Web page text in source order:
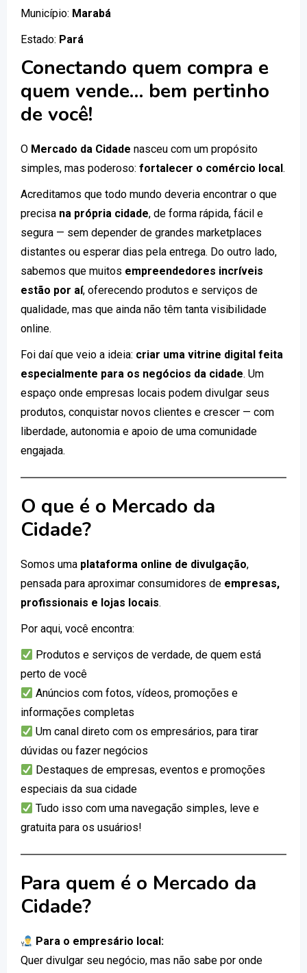
Município: Marabá
Estado: Pará
Conectando quem compra e
quem vende… bem pertinho
de você!
O Mercado da Cidade nasceu com um propósito
simples, mas poderoso: fortalecer o comércio local.
Acreditamos que todo mundo deveria encontrar o que
precisa na própria cidade, de forma rápida, fácil e
segura — sem depender de grandes marketplaces
distantes ou esperar dias pela entrega. Do outro lado,
sabemos que muitos empreendedores incríveis
estão por aí, oferecendo produtos e serviços de
qualidade, mas que ainda não têm tanta visibilidade
online.
Foi daí que veio a ideia: criar uma vitrine digital feita
especialmente para os negócios da cidade. Um
espaço onde empresas locais podem divulgar seus
produtos, conquistar novos clientes e crescer — com
liberdade, autonomia e apoio de uma comunidade
engajada.
O que é o Mercado da
Cidade?
Somos uma plataforma online de divulgação,
pensada para aproximar consumidores de empresas,
profissionais e lojas locais.
Por aqui, você encontra:
Produtos e serviços de verdade, de quem está
perto de você
Anúncios com fotos, vídeos, promoções e
informações completas
Um canal direto com os empresários, para tirar
dúvidas ou fazer negócios
Destaques de empresas, eventos e promoções
especiais da sua cidade
Tudo isso com uma navegação simples, leve e
gratuita para os usuários!
Para quem é o Mercado da
Cidade?
Para o empresário local:
Quer divulgar seu negócio, mas não sabe por onde